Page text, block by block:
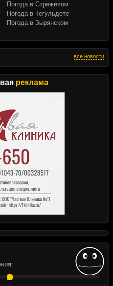
все новости
реклама
Погода в Стрежевом
Погода в Тегульдете
Погода в Зырянском